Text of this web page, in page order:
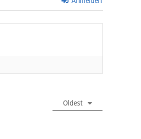
Oldest